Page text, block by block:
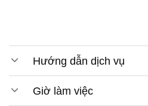
Hướng dẫn dịch vụ
Giờ làm việc